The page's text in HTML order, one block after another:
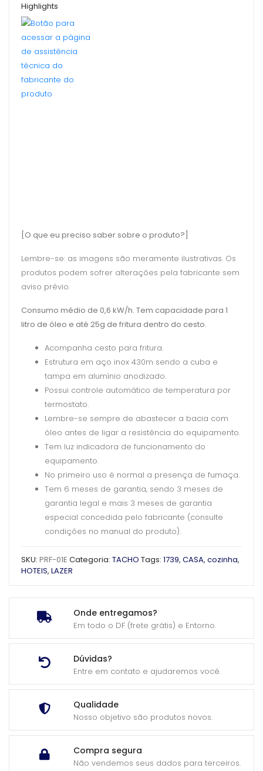
Onde entregamos?
Em todo o DF (frete grátis) e Entorno.
Dúvidas?
Entre em contato e ajudaremos você.
Qualidade
Nosso objetivo são produtos novos.
Compra segura
Não vendemos seus dados para terceiros.
Highlights
[O que eu preciso saber sobre o produto?]
Lembre-se: as imagens são meramente ilustrativas. Os
produtos podem sofrer alterações pela fabricante sem
aviso prévio.
Consumo médio de 0,6 kW/h. Tem capacidade para 1
litro de óleo e até 25g de fritura dentro do cesto.
Acompanha cesto para fritura.
Estrutura em aço inox 430m sendo a cuba e
tampa em alumínio anodizado.
Possui controle automático de temperatura por
termostato.
Lembre-se sempre de abastecer a bacia com
óleo antes de ligar a resistência do equipamento.
Tem luz indicadora de funcionamento do
equipamento.
No primeiro uso é normal a presença de fumaça.
Tem 6 meses de garantia, sendo 3 meses de
garantia legal e mais 3 meses de garantia
especial concedida pelo fabricante (consulte
condições no manual do produto).
SKU: PRF-01E Categoria: TACHO Tags: 1739, CASA, cozinha,
HOTEIS, LAZER